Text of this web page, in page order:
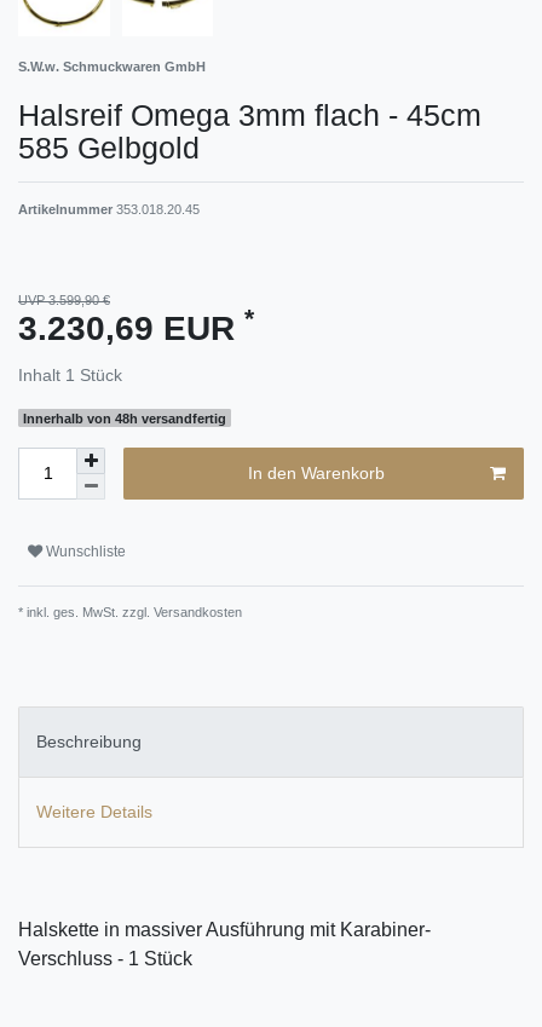
S.W.w. Schmuckwaren GmbH
Halsreif Omega 3mm flach - 45cm
585 Gelbgold
Artikelnummer 353.018.20.45
UVP 3.599,90 €
3.230,69 EUR *
Inhalt 1 Stück
Innerhalb von 48h versandfertig
In den Warenkorb
Wunschliste
* inkl. ges. MwSt. zzgl. Versandkosten
Beschreibung
Weitere Details
Halskette in massiver Ausführung mit Karabiner-
Verschluss - 1 Stück